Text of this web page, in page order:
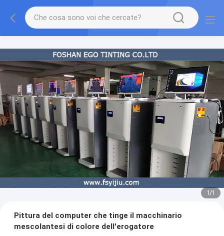
1/1
Pittura del computer che tinge il macchinario
mescolantesi di colore dell'erogatore